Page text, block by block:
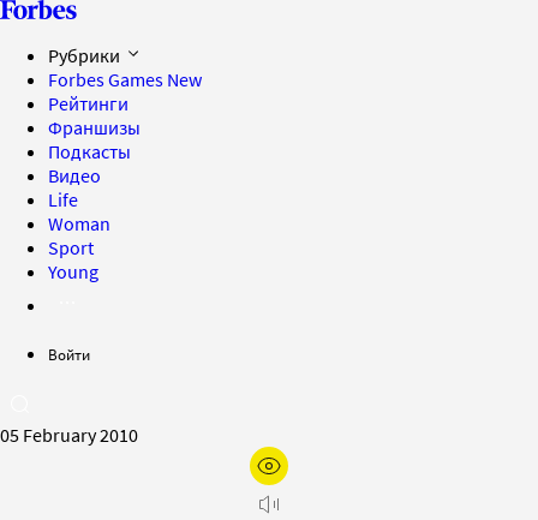
Рубрики
Forbes Games New
Рейтинги
Франшизы
Подкасты
Видео
Life
Woman
Sport
Young
Войти
05 February 2010